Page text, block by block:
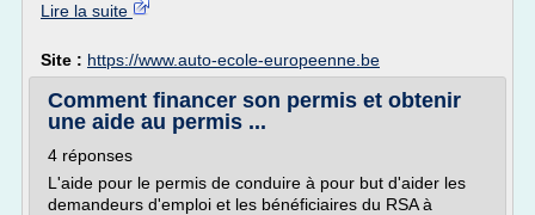
Lire la suite
Site : https://www.auto-ecole-europeenne.be
Comment financer son permis et obtenir
une aide au permis ...
4 réponses
L'aide pour le permis de conduire à pour but d'aider les
demandeurs d'emploi et les bénéficiaires du RSA à